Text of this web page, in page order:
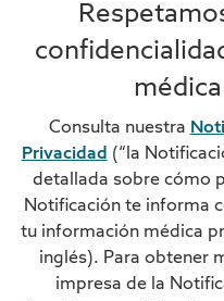
Consulta nuestra
Privacidad (“la
detallada sobre cómo
Notificación te informa
tu información médica
inglés). Para obtener
impresa de la